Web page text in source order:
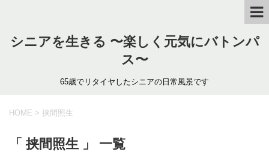
シニアを生きる 〜楽しく元気にバトンパ
ス〜
65歳でリタイヤしたシニアの日常風景です
HOME > 挟間照生
「 挟間照生 」 一覧